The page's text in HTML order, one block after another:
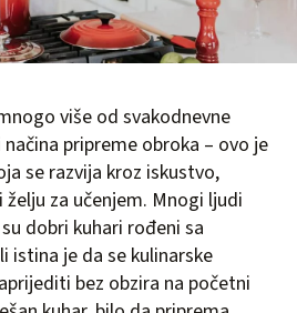
više od svakodnevne
pripreme obroka – ovo je
se razvija kroz iskustvo,
za učenjem. Mnogi ljudi
dobri kuhari rođeni sa
istina je da se kulinarske
bez obzira na početni